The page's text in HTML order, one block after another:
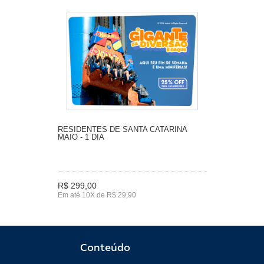
RESIDENTES DE SANTA CATARINA
MAIO - 1 DIA
R$ 299,00
Em até 10X de R$ 29,90
Conteúdo